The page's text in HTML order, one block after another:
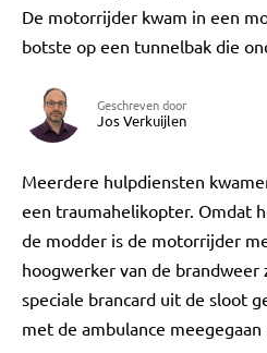
De motorrijder kwam in een
botste op een tunnelbak die
Geschreven door
Jos Verkuijlen
Meerdere hulpdiensten
een traumahelikopter. Omdat
de modder is de motorrijder
hoogwerker van de brandweer
speciale brancard uit de sloot
met de ambulance